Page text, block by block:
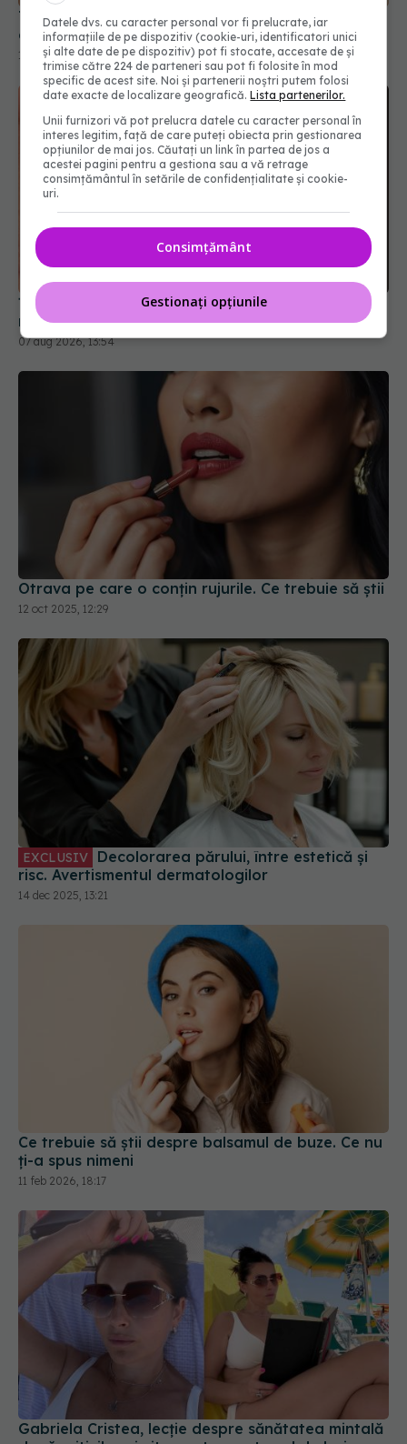
Ți-ai mărit buzele? Cele 4 greșeli care pot strica
rezultatul după injectarea cu acid hialuronic
07 aug 2026, 13:54
Otrava pe care o conțin rujurile. Ce trebuie să știi
12 oct 2025, 12:29
Decolorarea părului, între estetică și
risc. Avertismentul dermatologilor
14 dec 2025, 13:21
Ce trebuie să știi despre balsamul de buze. Ce nu
Gabriela Cristea, lecție despre sănătatea mintală
după criticile primite pentru costumul de baie:
„Viața nu începe la măsura XS”
27 iul 2026, 11:11
Datele dvs. cu caracter personal vor fi prelucrate, iar
informațiile de pe dispozitiv (cookie-uri, identificatori unici
și alte date de pe dispozitiv) pot fi stocate, accesate de și
trimise către 224 de parteneri sau pot fi folosite în mod
specific de acest site. Noi și partenerii noștri putem folosi
date exacte de localizare geografică.Lista partenerilor.
Unii furnizori vă pot prelucra datele cu caracter personal în
interes legitim, față de care puteți obiecta prin gestionarea
opțiunilor de mai jos. Căutați un link în partea de jos a
acestei pagini pentru a gestiona sau a vă retrage
consimțământul în setările de confidențialitate și cookie-
uri.
Consimțământ
Gestionați opțiunile